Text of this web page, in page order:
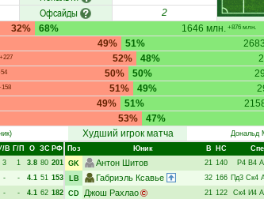
Офсайды
2
32% 1646 млн. +876 млн.
68%
49% 2683
51%
+227 52%
48%
50%
50%
51%
49%
49%
51%
53%
47%
Худший игрок матча Дональд
В Г/П О ЗС РФ
3 1 3.8 80 201
- - 4.1 51 153
- - 4.1 62 182
Поз Юник В НC
GK
Антон Шитов 21 140 Р4 В4
LB
Габриэль Ксавье 32 166 Пд3 Ск4
CD
Джош Рахлао 21 122 Ск4 И4